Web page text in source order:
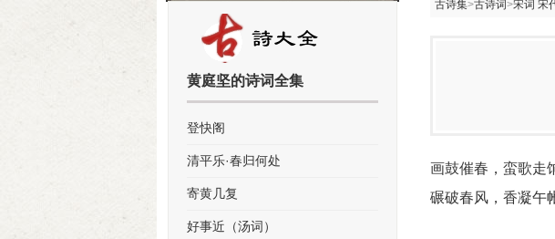
古诗集>古诗词>宋词 宋
画鼓催春，蛮歌走
碾破春风，香凝午
黄庭坚的诗词全集
登快阁
清平乐·春归何处
寄黄几复
好事近（汤词）